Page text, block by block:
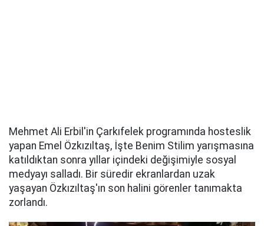
Mehmet Ali Erbil'in Çarkıfelek programında hosteslik
yapan Emel Özkızıltaş, İşte Benim Stilim yarışmasına
katıldıktan sonra yıllar içindeki değişimiyle sosyal
medyayı salladı. Bir süredir ekranlardan uzak
yaşayan Özkızıltaş'ın son halini görenler tanımakta
zorlandı.